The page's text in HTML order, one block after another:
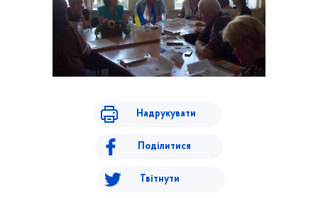
Надрукувати
Поділитися
Твітнути